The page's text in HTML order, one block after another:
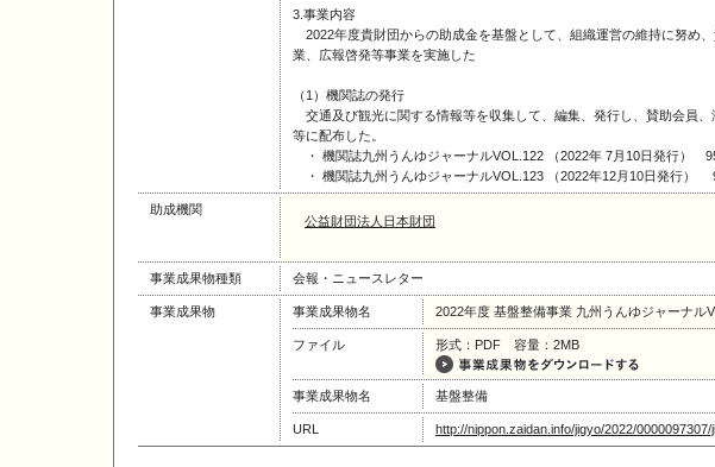
3.事業内容
2022年度貴財団からの助成金を基盤として、組織運営の維持に努め
業、広報啓発等事業を実施した
（1）機関誌の発行
交通及び観光に関する情報等を収集して、編集、発行し、賛助会員
等に配布した。
・ 機関誌九州うんゆジャーナルVOL.122 （2022年 7月10日発行）
・ 機関誌九州うんゆジャーナルVOL.123 （2022年12月10日発行）
助成機関
公益財団法人日本財団
事業成果物種類 会報・ニュースレター
事業成果物 事業成果物名 2022年度 基盤整備事業 九州うんゆジャーナル
ファイル 形式：PDF 容量：2MB
事業成果物名 基盤整備
URL http://nippon.zaidan.info/jigyo/2022/0000097307/